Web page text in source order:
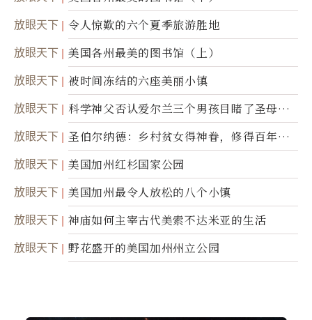
放眼天下 令人惊歎的六个夏季旅游胜地
放眼天下 美国各州最美的图书馆（上）
放眼天下 被时间冻结的六座美丽小镇
放眼天下
科学神父否认爱尔兰三个男孩目睹了圣母显
灵
放眼天下
圣伯尔纳德：乡村贫女得神眷，修得百年不
腐身
放眼天下 美国加州红杉国家公园
放眼天下 美国加州最令人放松的八个小镇
放眼天下 神庙如何主宰古代美索不达米亚的生活
放眼天下 野花盛开的美国加州州立公园